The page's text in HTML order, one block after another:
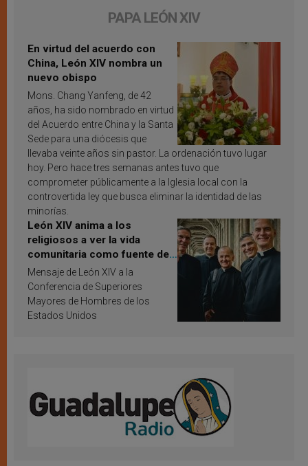
PAPA LEÓN XIV
En virtud del acuerdo con
China, León XIV nombra un
nuevo obispo
Mons. Chang Yanfeng, de 42
años, ha sido nombrado en virtud
del Acuerdo entre China y la Santa
Sede para una diócesis que
llevaba veinte años sin pastor. La ordenación tuvo lugar
hoy. Pero hace tres semanas antes tuvo que
comprometer públicamente a la Iglesia local con la
controvertida ley que busca eliminar la identidad de las
minorías.
León XIV anima a los
religiosos a ver la vida
comunitaria como fuente de
inspiración y santificación
Mensaje de León XIV a la
Conferencia de Superiores
Mayores de Hombres de los
Estados Unidos